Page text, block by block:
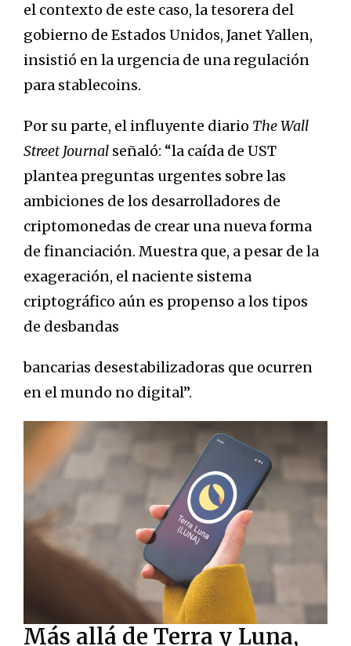
el contexto de este caso, la tesorera del
gobierno de Estados Unidos, Janet Yallen,
insistió en la urgencia de una regulación
para stablecoins.
Por su parte, el influyente diario TheWall
Street Journal señaló: “la caída de UST
plantea preguntas urgentes sobre las
ambiciones de los desarrolladores de
criptomonedas de crear una nueva forma
de financiación. Muestra que, a pesar de la
exageración, el naciente sistema
criptográfico aún es propenso a los tipos
de desbandas
bancarias desestabilizadoras que ocurren
en el mundo no digital”.
Más allá de Terra y Luna,